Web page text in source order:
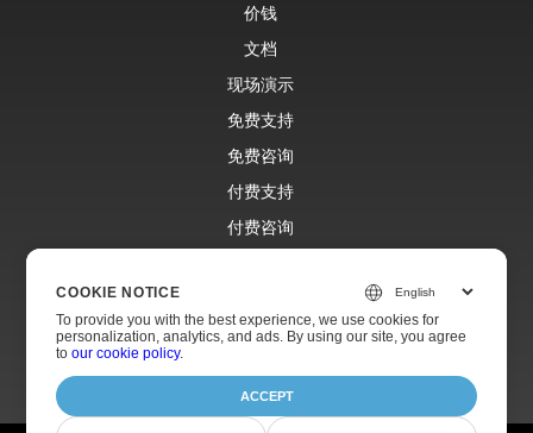
价钱
文档
现场演示
免费支持
免费咨询
付费支持
付费咨询
关于
COOKIE NOTICE
To provide you with the best experience, we use cookies for
personalization, analytics, and ads. By using our site, you agree
toour cookie policy.
ACCEPT